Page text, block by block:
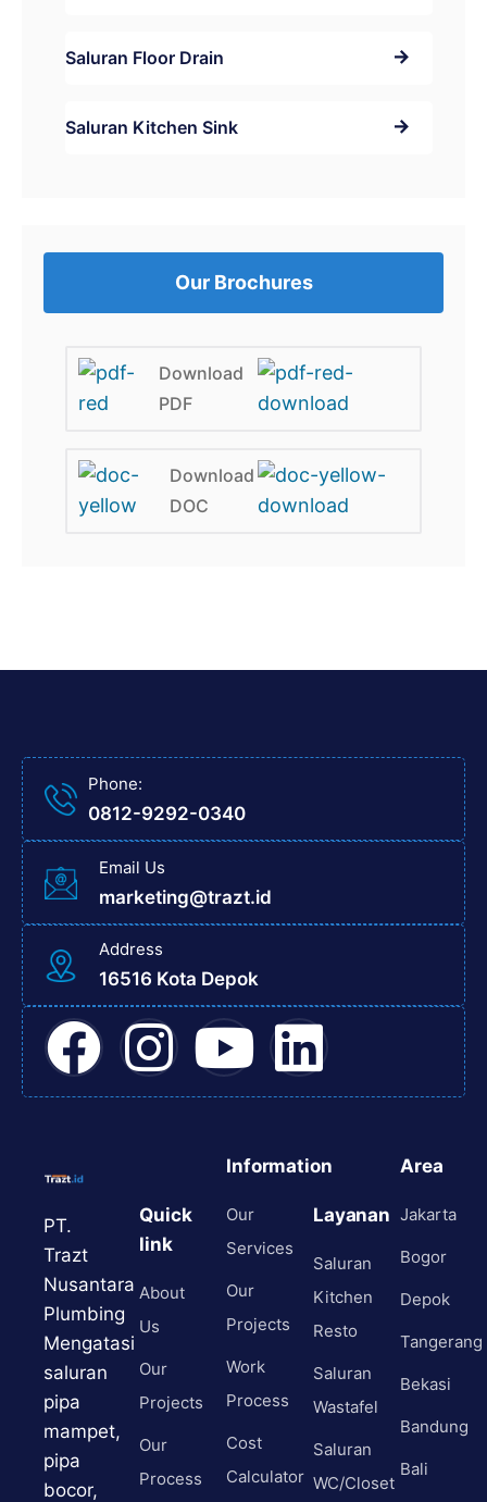
Saluran Floor Drain
Saluran Kitchen Sink
Our Brochures
Download
PDF
Download
DOC
Phone:
0812-9292-0340
Email Us
marketing@trazt.id
Address
16516 Kota Depok
PT.
Trazt
Nusantara
Plumbing
Mengatasi
saluran
pipa
mampet,
pipa
bocor,
Quick
link
About
Us
Our
Projects
Our
Process
Information
Our
Services
Our
Projects
Work
Process
Cost
Calculator
Layanan
Saluran
Kitchen
Resto
Saluran
Wastafel
Saluran
WC/Closet
Area
Jakarta
Bogor
Depok
Tangerang
Bekasi
Bandung
Bali